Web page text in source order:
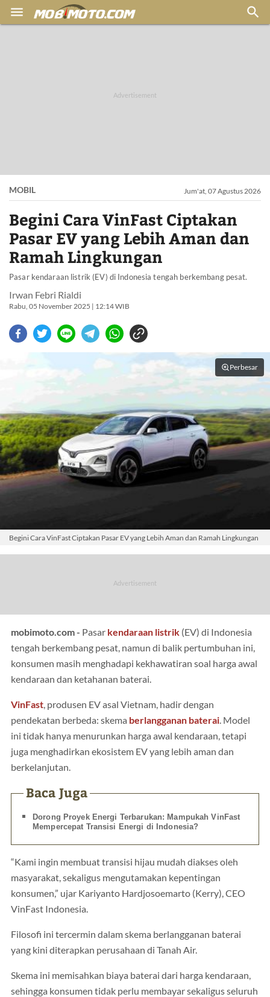
 
MOBIL Jum'at, 07 Agustus 2026
Begini Cara VinFast Ciptakan
Pasar EV yang Lebih Aman dan
Ramah Lingkungan
Pasar kendaraan listrik (EV) di Indonesia tengah berkembang pesat.
Irwan Febri Rialdi
Rabu, 05 November 2025 | 12:14 WIB
Perbesar
Begini Cara VinFast Ciptakan Pasar EV yang Lebih Aman dan Ramah Lingkungan
mobimoto.com - Pasar kendaraan listrik (EV) di Indonesia
tengah berkembang pesat, namun di balik pertumbuhan ini,
konsumen masih menghadapi kekhawatiran soal harga awal
kendaraan dan ketahanan baterai.
VinFast , produsen EV asal Vietnam, hadir dengan
pendekatan berbeda: skema berlangganan baterai . Model
ini tidak hanya menurunkan harga awal kendaraan, tetapi
juga menghadirkan ekosistem EV yang lebih aman dan
berkelanjutan.
Baca Juga
Dorong Proyek Energi Terbarukan: Mampukah VinFast
Mempercepat Transisi Energi di Indonesia?
“Kami ingin membuat transisi hijau mudah diakses oleh
masyarakat, sekaligus mengutamakan kepentingan
konsumen,” ujar Kariyanto Hardjosoemarto (Kerry), CEO
VinFast Indonesia.
Filosofi ini tercermin dalam skema berlangganan baterai
yang kini diterapkan perusahaan di Tanah Air.
Skema ini memisahkan biaya baterai dari harga kendaraan,
sehingga konsumen tidak perlu membayar sekaligus seluruh